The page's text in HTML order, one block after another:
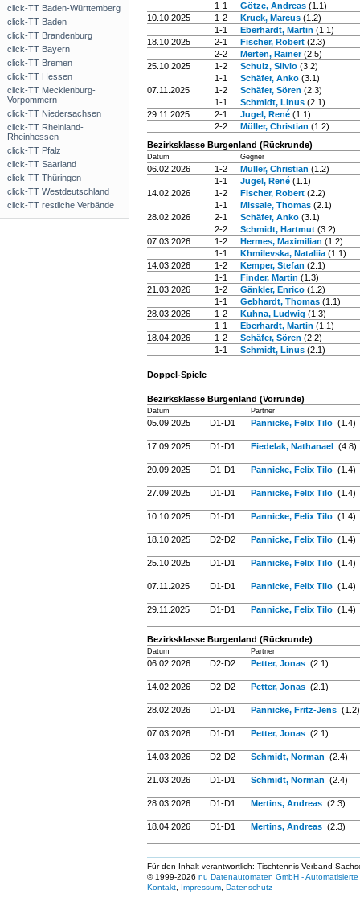
click-TT Baden-Württemberg
click-TT Baden
click-TT Brandenburg
click-TT Bayern
click-TT Bremen
click-TT Hessen
click-TT Mecklenburg-
Vorpommern
click-TT Niedersachsen
click-TT Rheinland-
Rheinhessen
click-TT Pfalz
click-TT Saarland
click-TT Thüringen
click-TT Westdeutschland
click-TT restliche Verbände
1-1
Götze, Andreas (1.1)
10.10.2025
1-2 Kruck, Marcus (1.2)
1-1
Eberhardt, Martin (1.1)
18.10.2025
2-1 Fischer, Robert (2.3)
2-2
Merten, Rainer(2.5)
25.10.2025
1-2 Schulz, Silvio (3.2)
1-1
Schäfer, Anko (3.1)
07.11.2025
1-2 Schäfer, Sören (2.3)
1-1
Schmidt, Linus (2.1)
29.11.2025
2-1 Jugel, René (1.1)
2-2
Müller, Christian (1.2)
Bezirksklasse Burgenland (Rückrunde)
Datum Gegner
06.02.2026 1-2 Müller, Christian (1.2)
1-1
Jugel, René (1.1)
14.02.2026
1-2 Fischer, Robert (2.2)
1-1
Missale, Thomas (2.1)
28.02.2026
2-1 Schäfer, Anko (3.1)
2-2
Schmidt, Hartmut (3.2)
07.03.2026
1-2 Hermes, Maximilian (1.2)
1-1
Khmilevska, Nataliia (1.1)
14.03.2026
1-2 Kemper, Stefan (2.1)
1-1
Finder, Martin (1.3)
21.03.2026
1-2 Gänkler, Enrico (1.2)
1-1
Gebhardt, Thomas (1.1)
28.03.2026
1-2 Kuhna, Ludwig (1.3)
1-1
Eberhardt, Martin (1.1)
18.04.2026
1-2 Schäfer, Sören (2.2)
1-1
Schmidt, Linus (2.1)
Doppel-Spiele
Bezirksklasse Burgenland (Vorrunde)
Datum Partner
05.09.2025 D1-D1 Pannicke, Felix Tilo (1.4)
17.09.2025 D1-D1 Fiedelak, Nathanael (4.8)
20.09.2025 D1-D1 Pannicke, Felix Tilo (1.4)
27.09.2025 D1-D1 Pannicke, Felix Tilo (1.4)
10.10.2025 D1-D1 Pannicke, Felix Tilo (1.4)
18.10.2025 D2-D2 Pannicke, Felix Tilo (1.4)
25.10.2025 D1-D1 Pannicke, Felix Tilo (1.4)
07.11.2025 D1-D1 Pannicke, Felix Tilo (1.4)
29.11.2025 D1-D1 Pannicke, Felix Tilo (1.4)
Bezirksklasse Burgenland (Rückrunde)
Datum Partner
06.02.2026 D2-D2 Petter, Jonas (2.1)
14.02.2026 D2-D2 Petter, Jonas (2.1)
28.02.2026 D1-D1 Pannicke, Fritz-Jens (1.2)
07.03.2026 D1-D1 Petter, Jonas (2.1)
14.03.2026 D2-D2 Schmidt, Norman (2.4)
21.03.2026 D1-D1 Schmidt, Norman (2.4)
28.03.2026 D1-D1 Mertins, Andreas (2.3)
18.04.2026 D1-D1 Mertins, Andreas (2.3)
Für den Inhalt verantwortlich: Tischtennis-Verband
© 1999-2026 nu Datenautomaten GmbH -
Kontakt
Impressum Datenschutz